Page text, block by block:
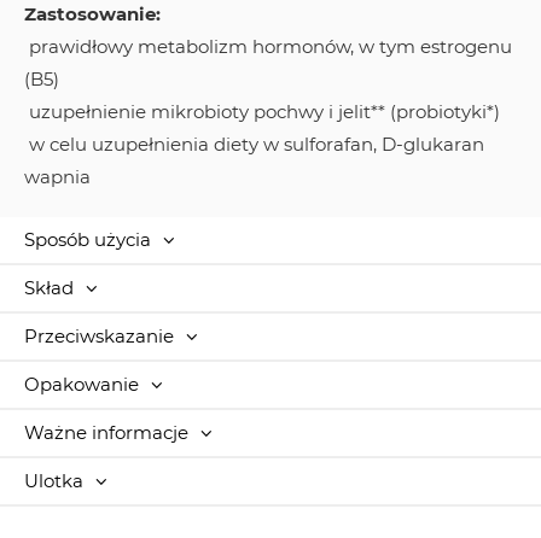
Zastosowanie:
prawidłowy metabolizm hormonów, w tym estrogenu
(B5)
uzupełnienie mikrobioty pochwy i jelit** (probiotyki*)
w celu uzupełnienia diety w sulforafan, D-glukaran
wapnia
Sposób użycia
Skład
Przeciwskazanie
Opakowanie
Ważne informacje
Ulotka